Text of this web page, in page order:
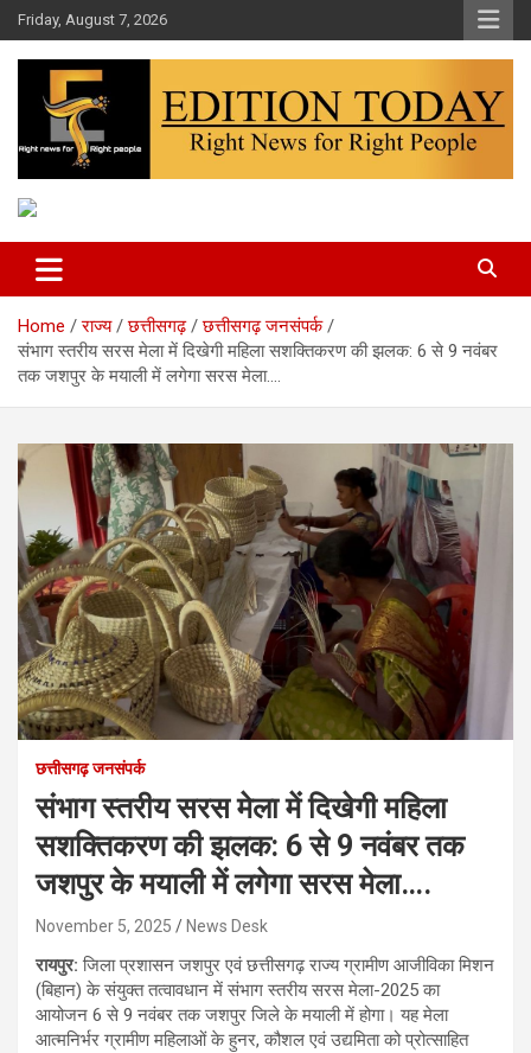
Skip
to
content
Friday, August 7, 2026
Edition Today
Home राज्य छत्तीसगढ़
छत्तीसगढ़ जनसंपर्क
संभाग स्तरीय सरस मेला में दिखेगी महिला सशक्तिकरण की झलक: 6 से 9 नवंबर
तक जशपुर के मयाली में लगेगा सरस मेला….
छत्तीसगढ़ जनसंपर्क
संभाग स्तरीय सरस मेला में दिखेगी महिला
सशक्तिकरण की झलक: 6 से 9 नवंबर तक
जशपुर के मयाली में लगेगा सरस मेला….
November 5, 2025 News Desk
रायपुर:जिला प्रशासन जशपुर एवं छत्तीसगढ़ राज्य ग्रामीण आजीविका मिशन
(बिहान) के संयुक्त तत्वावधान में संभाग स्तरीय सरस मेला-2025 का
आयोजन 6 से 9 नवंबर तक जशपुर जिले के मयाली में होगा। यह मेला
आत्मनिर्भर ग्रामीण महिलाओं के हुनर, कौशल एवं उद्यमिता को प्रोत्साहित